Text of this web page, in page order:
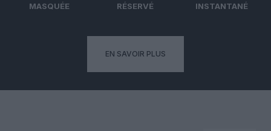
MASQUÉE
RÉSERVÉ
INSTANTANÉ
EN SAVOIR PLUS